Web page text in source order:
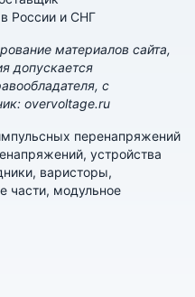
России и СНГ
материалов сайта,
допускается
с
overvoltage.ru
перенапряжений
устройства
варисторы,
части, модульное